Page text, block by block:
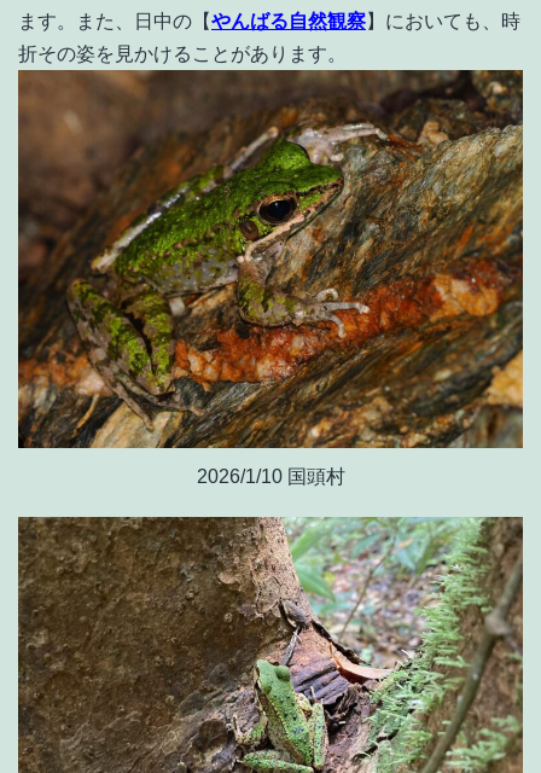
ます。また、日中の【やんばる自然観察】においても、時
折その姿を見かけることがあります。
2026/1/10 国頭村